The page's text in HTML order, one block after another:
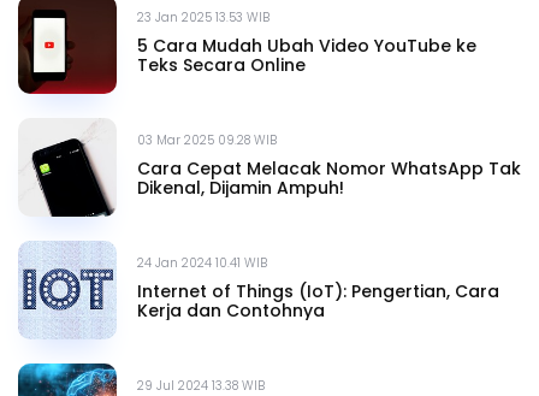
23 Jan 2025 13.53 WIB
5 Cara Mudah Ubah Video YouTube ke
Teks Secara Online
03 Mar 2025 09.28 WIB
Cara Cepat Melacak Nomor WhatsApp Tak
Dikenal, Dijamin Ampuh!
24 Jan 2024 10.41 WIB
Internet of Things (IoT): Pengertian, Cara
Kerja dan Contohnya
29 Jul 2024 13.38 WIB